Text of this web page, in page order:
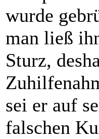
wurde
man ließ
Sturz,
sei er auf
falschen